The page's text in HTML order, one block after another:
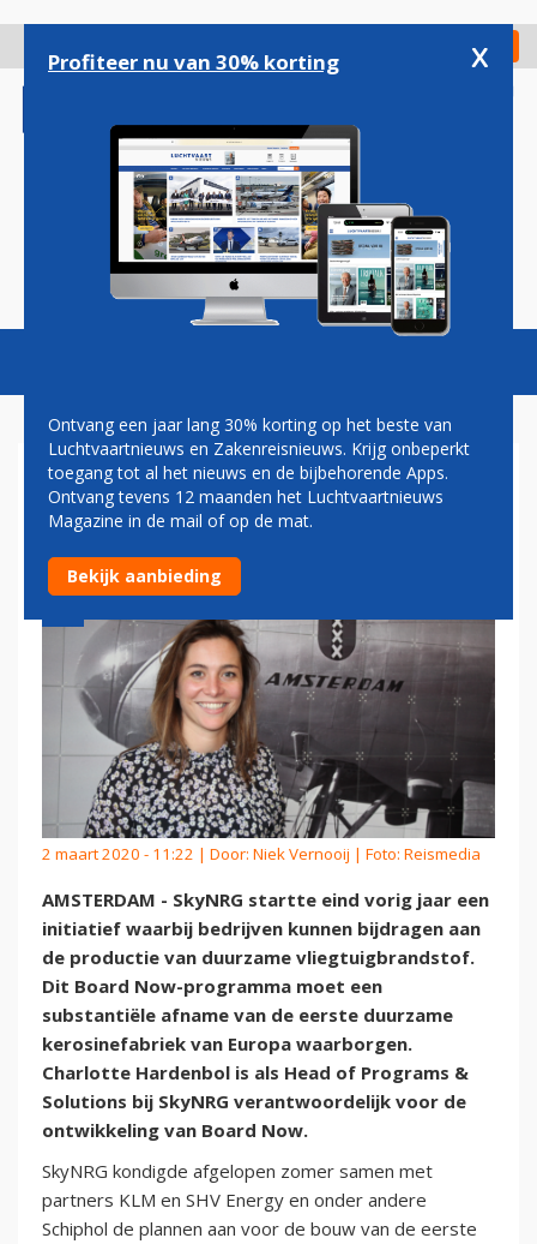
gaan
Check in
Magazine Podcasts Vacatures
BOARD NOW: NU INSTAPPEN
VOOR BIOKEROSINE
2 maart 2020 - 11:22 | Door: Niek Vernooij | Foto: Reismedia
AMSTERDAM - SkyNRG startte eind vorig jaar een
initiatief waarbij bedrijven kunnen bijdragen aan
de productie van duurzame vliegtuigbrandstof.
Dit Board Now-programma moet een
substantiële afname van de eerste duurzame
kerosinefabriek van Europa waarborgen.
Charlotte Hardenbol is als Head of Programs &
Solutions bij SkyNRG verantwoordelijk voor de
ontwikkeling van Board Now.
SkyNRG kondigde afgelopen zomer samen met
partners KLM en SHV Energy en onder andere
Schiphol de plannen aan voor de bouw van de eerste
Profiteer nu van 30% korting x
Ontvang een jaar lang 30% korting op het beste van
Luchtvaartnieuws en Zakenreisnieuws. Krijg onbeperkt
toegang tot al het nieuws en de bijbehorende Apps.
Ontvang tevens 12 maanden het Luchtvaartnieuws
Magazine in de mail of op de mat.
Bekijk aanbieding